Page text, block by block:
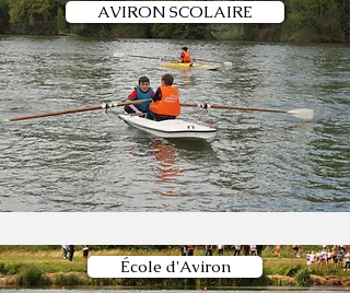
AVIRON SCOLAIRE
École d'Aviron